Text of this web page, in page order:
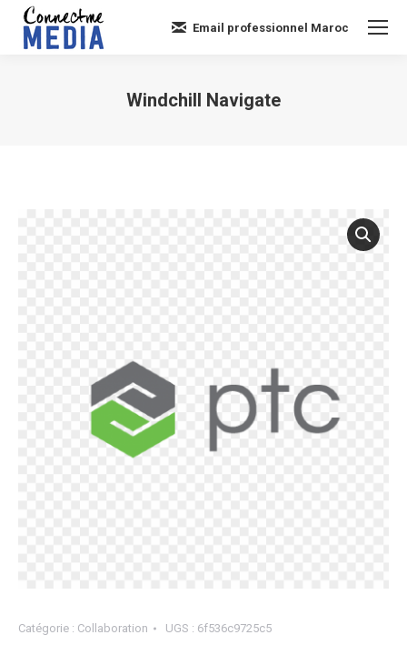
Email professionnel Maroc
Windchill Navigate
Catégorie : Collaboration UGS : 6f536c9725c5